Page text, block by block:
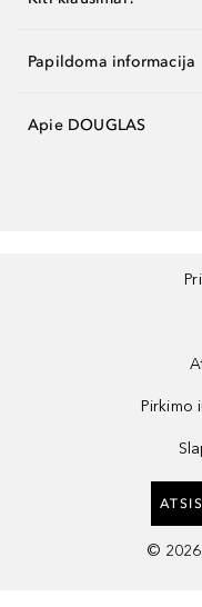
Papildoma informacija
Apie DOUGLAS
Pirkimo
© 2026